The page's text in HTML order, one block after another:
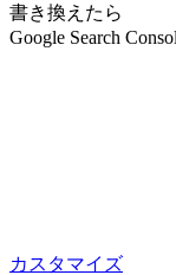
書き換えたら
Google Search
カスタマイズ